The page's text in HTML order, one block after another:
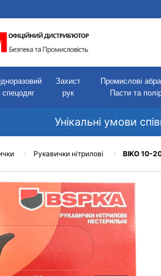
спецодяг
Захист
рук
Промислові
Пасти та
Унікальні умови
Рукавички нітрилові BIKO 10-